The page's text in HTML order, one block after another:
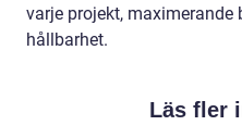
varje projekt, maximerande
hållbarhet.
Läs fler